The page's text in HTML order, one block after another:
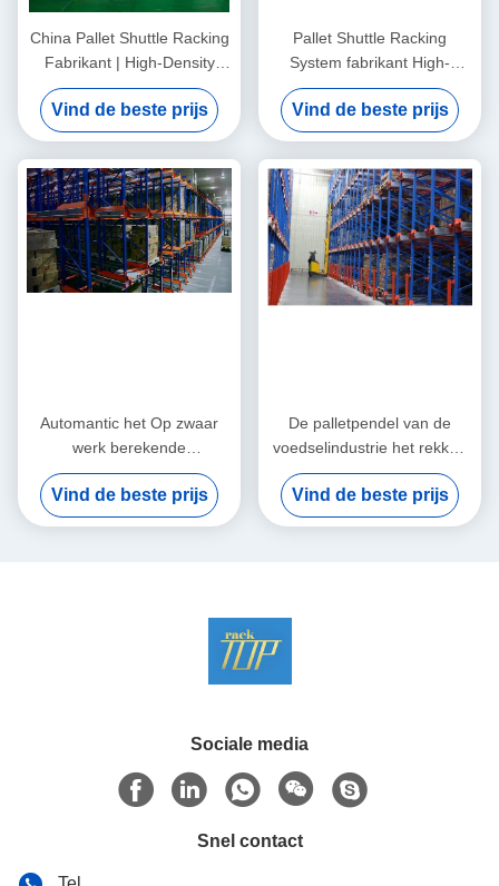
China Pallet Shuttle Racking
Fabrikant | High-Density
Magazijnopslag Oplossingen
Ontworpen om Capaciteit te
Maximaliseren, Doorvoer te
Verbeteren en Operationele
Kosten te Verlagen
Vind de beste prijs
Pallet Shuttle Racking
System fabrikant High-
Density Warehouse Storage
Solutions voor snellere,
veiligere en efficiëntere
pallet handling
Vind de beste prijs
Automantic het Op zwaar
werk berekende
Radiopendel Rekken, opslag
het rekken systeem
Vind de beste prijs
De palletpendel van de
voedselindustrie het rekken
systeem met
vorkheftruck/pendelmachines
Vind de beste prijs
Sociale media
Snel contact